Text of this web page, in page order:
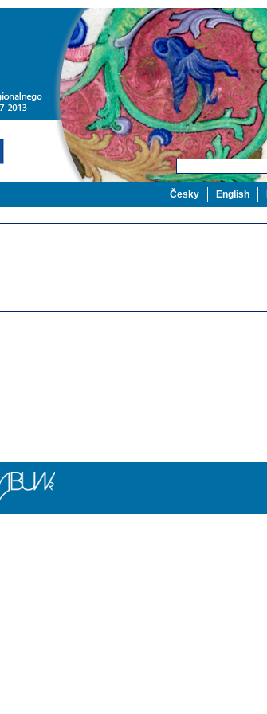
English
Česky